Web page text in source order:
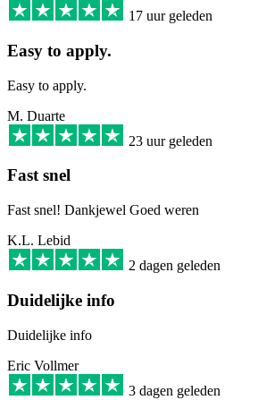
17 uur geleden
Easy to apply.
Easy to apply.
M. Duarte
23 uur geleden
Fast snel
Fast snel! Dankjewel Goed weren
K.L. Lebid
2 dagen geleden
Duidelijke info
Duidelijke info
Eric Vollmer
3 dagen geleden